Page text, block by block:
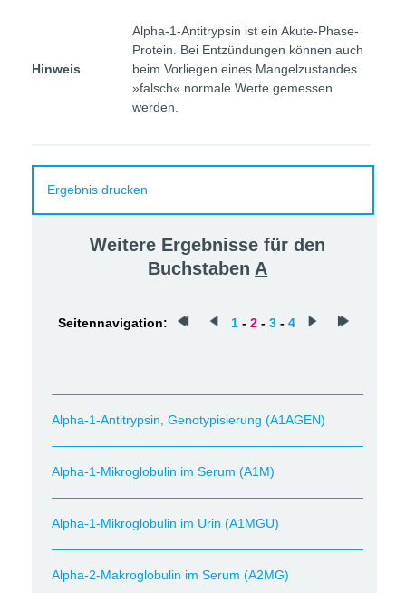
Hinweis
Alpha-1-Antitrypsin ist ein Akute-Phase-
Protein. Bei Entzündungen können auch
beim Vorliegen eines Mangelzustandes
»falsch« normale Werte gemessen
werden.
Ergebnis drucken
Weitere Ergebnisse für den
Buchstaben A
Seitennavigation: 1 - 2 - 3 - 4
Alpha-1-Antitrypsin, Genotypisierung (A1AGEN)
Alpha-1-Mikroglobulin im Serum (A1M)
Alpha-1-Mikroglobulin im Urin (A1MGU)
Alpha-2-Makroglobulin im Serum (A2MG)